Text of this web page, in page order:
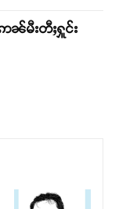
ၼ်မီးတီႈႁူင်း